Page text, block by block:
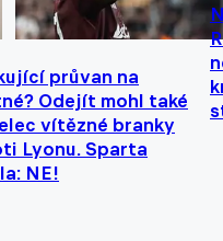
průvan na
Odejít mohl také
vítězné branky
Lyonu. Sparta
NE!